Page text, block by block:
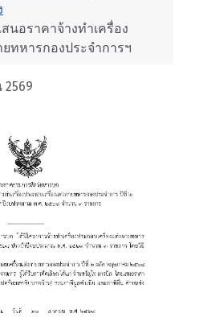
นอราคาจ้างทำเครื่อง
ทหารกองประจำการฯ
2569